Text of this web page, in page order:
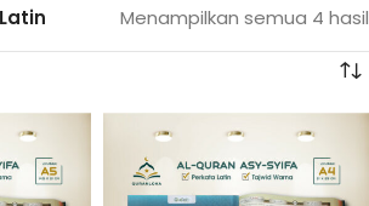
Menampilkan semua 4 hasil